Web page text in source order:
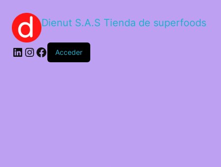
Dienut S.A.S Tienda de superfoods
Acceder